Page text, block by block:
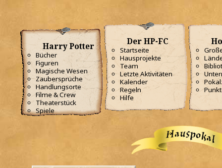
Harry Potter
Bücher
Figuren
Magische Wesen
Zaubersprüche
Handlungsorte
Filme & Crew
Theaterstück
Spiele
Der HP-FC
Startseite
Hausprojekte
Team
Letzte Aktivitäten
Kalender
Regeln
Hilfe